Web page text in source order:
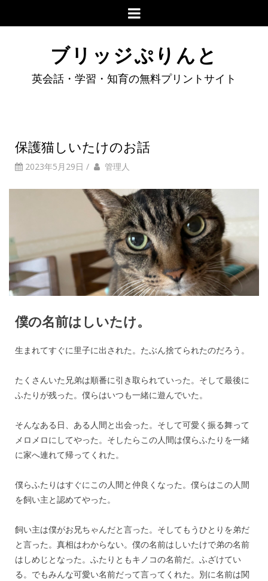
ブリッジぷりんと
英会話・学習・知育の無料プリントサイト
保護猫しいたけのお話
2023年5月29日 / 管理人
僕の名前はしいたけ。
生まれてすぐに里子に出された。たぶん捨てられたのだろう。
たくさんいた兄弟は順番に引き取られていった。そして最後に
ふたりが残った。僕らはいつも一緒に遊んでいた。
そんなある日、ある人間と出会った。そして可愛く振る舞って
メロメロにしてやった。そしたらこの人間は僕らふたりを一緒
に家へ連れて帰ってくれた。
僕らふたりはすぐにこの人間と仲良くなった。僕らはこの人間
を飼い主と認めてやった。
飼い主は僕がお兄ちゃんだと言った。そしてもうひとりを弟だ
と言った。真相はわからない。僕の名前はしいたけで弟の名前
はしめじとなった。ふたりともキノコの名前だ。ふざけてい
る。でもみんな可愛い名前だって言ってくれた。別に名前は関